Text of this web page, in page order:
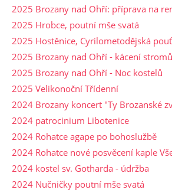
2025 Brozany nad Ohří: příprava na
2025 Hrobce, poutní mše svatá
2025 Hostěnice, Cyrilometodějská pouť
2025 Brozany nad Ohří - kácení
2025 Brozany nad Ohří - Noc kostelů
2025 Velikonoční Třídenní
2024 Brozany koncert "Ty Brozanské
2024 patrocinium Libotenice
2024 Rohatce agape po bohoslužbě
2024 Rohatce nové posvěcení kaple
2024 kostel sv. Gotharda - údržba
2024 Nučničky poutní mše svatá